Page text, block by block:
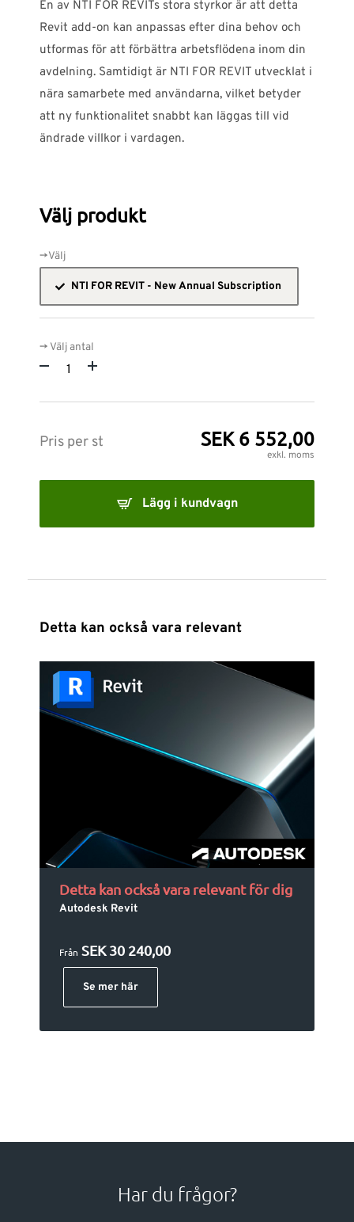
En av NTI FOR REVITs stora styrkor är att detta
Revit add-on kan anpassas efter dina behov och
utformas för att förbättra arbetsflödena inom din
avdelning. Samtidigt är NTI FOR REVIT utvecklat i
nära samarbete med användarna, vilket betyder
att ny funktionalitet snabbt kan läggas till vid
ändrade villkor i vardagen.
Välj produkt
->Välj
NTI FOR REVIT - New Annual Subscription
-> Välj antal
Pris per st SEK 6 552,00
exkl. moms
Lägg i kundvagn
Detta kan också vara relevant
Detta kan också vara relevant för dig
Autodesk Revit
Från SEK 30 240,00
Se mer här
Har du frågor?